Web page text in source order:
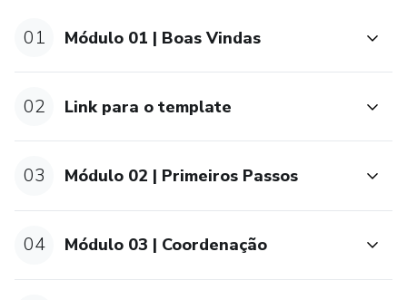
01 Módulo 01 | Boas Vindas
02 Link para o template
03 Módulo 02 | Primeiros Passos
04 Módulo 03 | Coordenação